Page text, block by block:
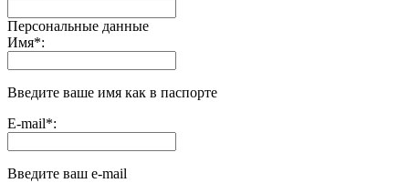
Персональные данные
Имя*:
Введите ваше имя как в паспорте
E-mail*:
Введите ваш e-mail